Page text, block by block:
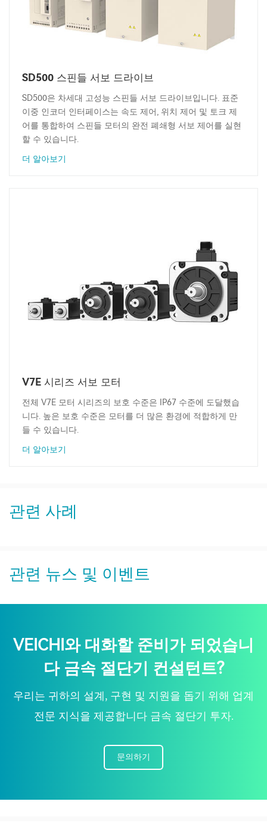
SD500 스핀들 서보 드라이브
SD500은 차세대 고성능 스핀들 서보 드라이브입니다. 표준
이중 인코더 인터페이스는 속도 제어, 위치 제어 및 토크 제
어를 통합하여 스핀들 모터의 완전 폐쇄형 서보 제어를 실현
할 수 있습니다.
더 알아보기
V7E 시리즈 서보 모터
전체 V7E 모터 시리즈의 보호 수준은 IP67 수준에 도달했습
니다. 높은 보호 수준은 모터를 더 많은 환경에 적합하게 만
들 수 있습니다.
더 알아보기
관련 사례
관련 뉴스 및 이벤트
VEICHI와 대화할 준비가 되었습니
다 금속 절단기 컨설턴트?
우리는 귀하의 설계, 구현 및 지원을 돕기 위해 업계
전문 지식을 제공합니다 금속 절단기 투자.
문의하기